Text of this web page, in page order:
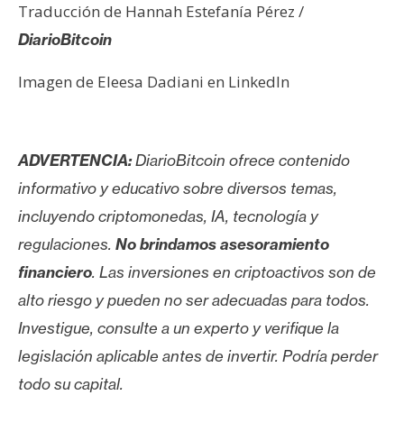
Traducción de Hannah Estefanía Pérez /
DiarioBitcoin
Imagen de Eleesa Dadiani en LinkedIn
ADVERTENCIA:DiarioBitcoin ofrece contenido
informativo y educativo sobre diversos temas,
incluyendo criptomonedas, IA, tecnología y
regulaciones. No brindamos asesoramiento
financiero. Las inversiones en criptoactivos son de
alto riesgo y pueden no ser adecuadas para todos.
Investigue, consulte a un experto y verifique la
legislación aplicable antes de invertir. Podría perder
todo su capital.